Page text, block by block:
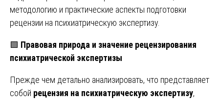
методологию и практические аспекты подготовки
рецензии на психиатрическую экспертизу.
🟩 Правовая природа и значение рецензирования
психиатрической экспертизы
Прежде чем детально анализировать, что представляет
собой рецензия на психиатрическую экспертизу,